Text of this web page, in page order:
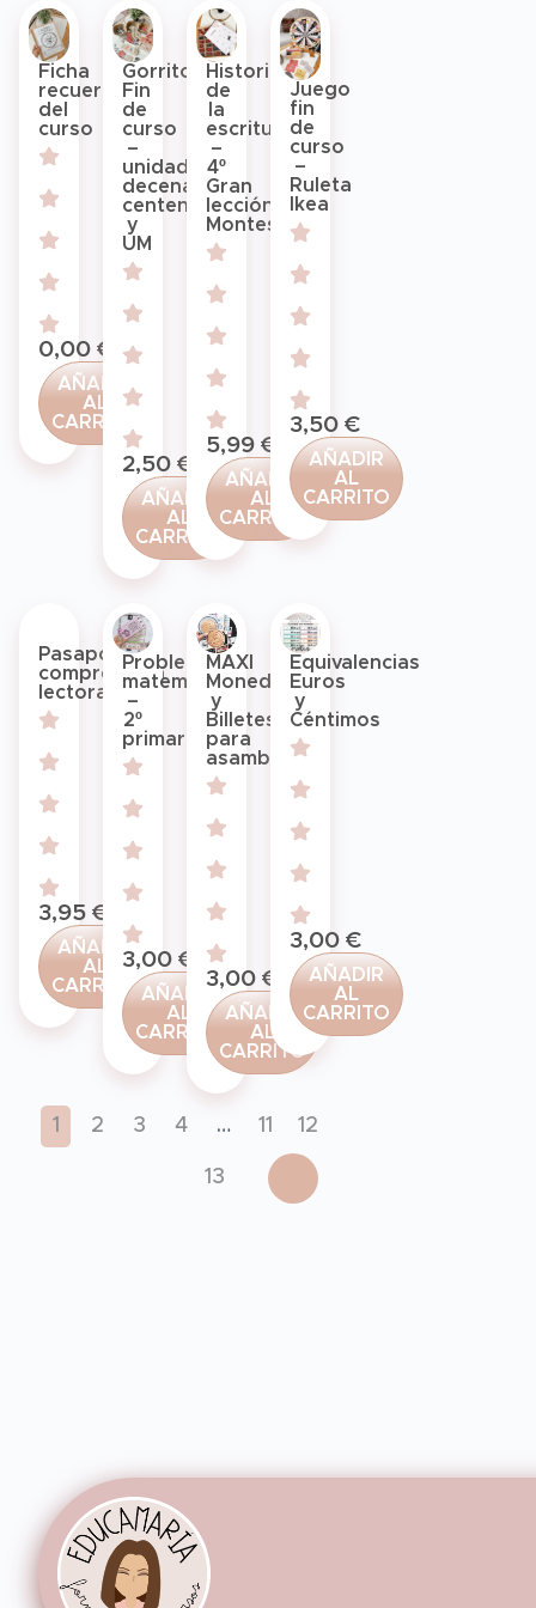
Ficha
recuerdos
del
curso
0,00 €
AÑADIR
AL
CARRITO
Gorritos
Fin
de
curso
–
unidades,
decenas,
centenas
y
UM
2,50 €
AÑADIR
AL
CARRITO
Historia
de
la
escritura
–
4º
Gran
lección
Montessori
5,99 €
AÑADIR
AL
CARRITO
Juego
fin
de
curso
–
Ruleta
Ikea
3,50 €
AÑADIR
AL
CARRITO
Pasaportes
comprensión
lectora
3,95 €
AÑADIR
AL
CARRITO
Problemas
matemáticos
–
2º
primaria
3,00 €
AÑADIR
AL
CARRITO
MAXI
Monedas
y
Billetes
para
asamblea
3,00 €
AÑADIR
AL
CARRITO
Equivalencias
Euros
y
Céntimos
3,00 €
AÑADIR
AL
CARRITO
1 2 3 4 … 11 12
13